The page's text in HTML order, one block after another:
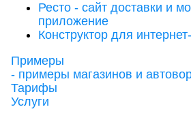
Ресто - сайт доставки и
приложение
Конструктор для
Примеры
- примеры магазинов и
Тарифы
Услуги